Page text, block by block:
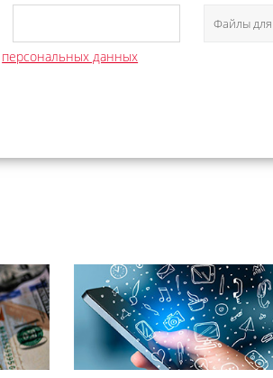
Файлы для
персональных данных